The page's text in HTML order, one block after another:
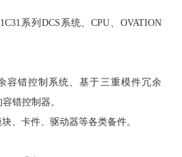
系列DCS系统、CPU、OVATION
容错控制系统、基于三重模件冗余
错控制器。
、卡件、驱动器等各类备件。